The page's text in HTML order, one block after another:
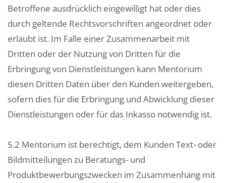
Betroffene ausdrücklich eingewilligt hat oder dies
durch geltende Rechtsvorschriften angeordnet oder
erlaubt ist. Im Falle einer Zusammenarbeit mit
Dritten oder der Nutzung von Dritten für die
Erbringung von Dienstleistungen kann Mentorium
diesen Dritten Daten über den Kunden weitergeben,
sofern dies für die Erbringung und Abwicklung dieser
Dienstleistungen oder für das Inkasso notwendig ist.
5.2 Mentorium ist berechtigt, dem Kunden Text- oder
Bildmitteilungen zu Beratungs- und
Produktbewerbungszwecken im Zusammenhang mit